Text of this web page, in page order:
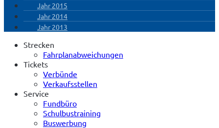
Jahr 2015
Jahr 2014
Jahr 2013
Strecken
Fahrplanabweichungen
Tickets
Verbünde
Verkaufsstellen
Service
Fundbüro
Schulbustraining
Buswerbung